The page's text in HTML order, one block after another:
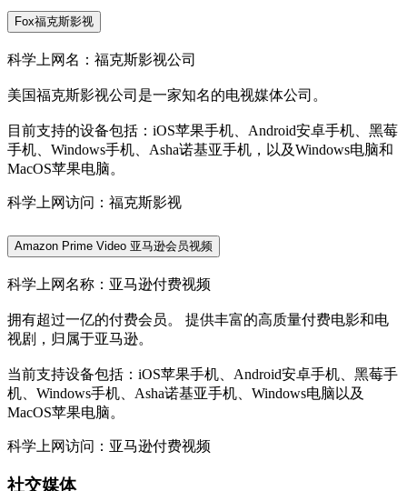
Fox福克斯影视
科学上网名：福克斯影视公司
美国福克斯影视公司是一家知名的电视媒体公司。
目前支持的设备包括：iOS苹果手机、Android安卓手机、黑莓
手机、Windows手机、Asha诺基亚手机，以及Windows电脑和
MacOS苹果电脑。
科学上网访问：福克斯影视
Amazon Prime Video 亚马逊会员视频
科学上网名称：亚马逊付费视频
拥有超过一亿的付费会员。 提供丰富的高质量付费电影和电
视剧，归属于亚马逊。
当前支持设备包括：iOS苹果手机、Android安卓手机、黑莓手
机、Windows手机、Asha诺基亚手机、Windows电脑以及
MacOS苹果电脑。
科学上网访问：亚马逊付费视频
社交媒体